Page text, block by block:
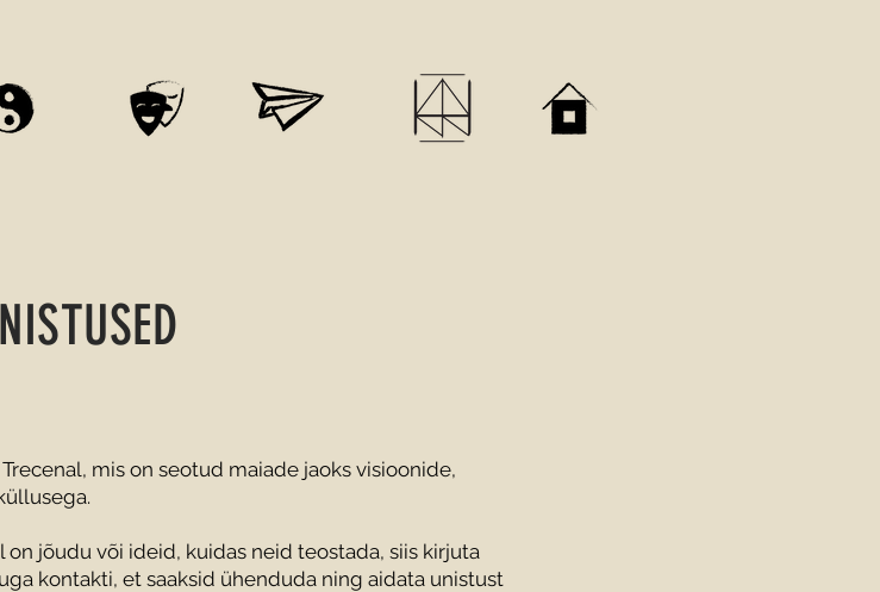
mis on seotud maiade jaoks visioonide,
on jõudu või ideid, kuidas neid teostada, siis kirjuta
kontakti, et saaksid ühenduda ning aidata unistust